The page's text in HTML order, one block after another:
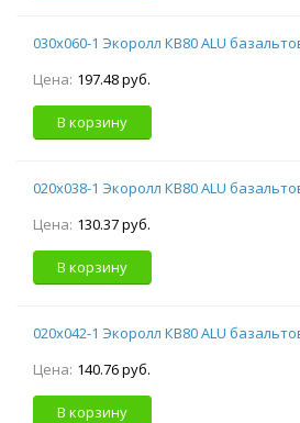
030х060-1 Экоролл КВ80 ALU
Цена: 197.48 руб.
В корзину
020х038-1 Экоролл КВ80 ALU
Цена: 130.37 руб.
В корзину
020х042-1 Экоролл КВ80 ALU
Цена: 140.76 руб.
В корзину